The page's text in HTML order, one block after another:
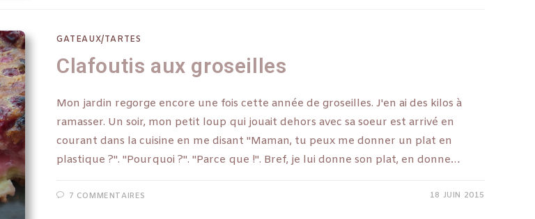
GATEAUX/TARTES
Clafoutis aux groseilles
Mon jardin regorge encore une fois cette année de groseilles. J'en ai des kilos à
ramasser. Un soir, mon petit loup qui jouait dehors avec sa soeur est arrivé en
courant dans la cuisine en me disant "Maman, tu peux me donner un plat en
plastique ?". "Pourquoi ?". "Parce que !". Bref, je lui donne son plat, en donne…
7 COMMENTAIRES 18 JUIN 2015